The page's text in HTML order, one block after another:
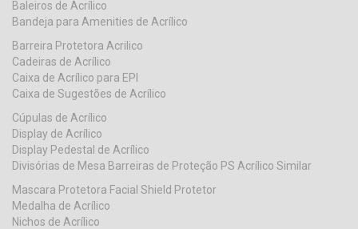
Baleiros de Acrílico
Bandeja para Amenities de Acrílico
Barreira Protetora Acrilico
Cadeiras de Acrílico
Caixa de Acrílico para EPI
Caixa de Sugestões de Acrílico
Cúpulas de Acrílico
Display de Acrílico
Display Pedestal de Acrílico
Divisórias de Mesa Barreiras de Proteção PS Acrílico Similar
Mascara Protetora Facial Shield Protetor
Medalha de Acrílico
Nichos de Acrílico